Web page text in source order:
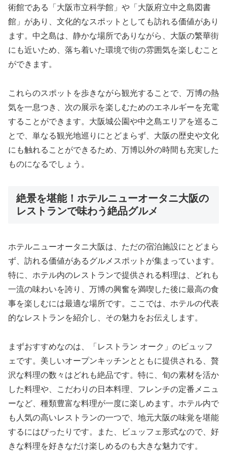
術館である「大阪市立科学館」や「大阪府立中之島図書
館」があり、文化的なスポットとしても訪れる価値があり
ます。中之島は、静かな場所でありながら、大阪の繁華街
にも近いため、落ち着いた環境で街の雰囲気を楽しむこと
ができます。
これらのスポットを歩きながら観光することで、万博の熱
気を一息つき、次の展示を楽しむためのエネルギーを充電
することができます。大阪城公園や中之島エリアを巡るこ
とで、単なる観光地巡りにとどまらず、大阪の歴史や文化
にも触れることができるため、万博以外の時間も充実した
ものになるでしょう。
絶景を堪能！ホテルニューオータニ大阪の
レストランで味わう絶品グルメ
ホテルニューオータニ大阪は、ただの宿泊施設にとどまら
ず、訪れる価値があるグルメスポットが集まっています。
特に、ホテル内のレストランで提供される料理は、どれも
一流の味わいを誇り、万博の興奮を満喫した後に最高の食
事を楽しむには最適な場所です。ここでは、ホテルの代表
的なレストランを紹介し、その魅力をお伝えします。
まずおすすめなのは、「レストラン オーク」のビュッフ
ェです。美しいオープンキッチンとともに提供される、贅
沢な料理の数々はどれも絶品です。特に、旬の素材を活か
した料理や、こだわりの日本料理、フレンチの定番メニュ
ーなど、種類豊富な料理が一度に楽しめます。ホテル内で
も人気の高いレストランの一つで、地元大阪の味覚を堪能
するにはぴったりです。また、ビュッフェ形式なので、好
きな料理を好きなだけ楽しめるのも大きな魅力です。